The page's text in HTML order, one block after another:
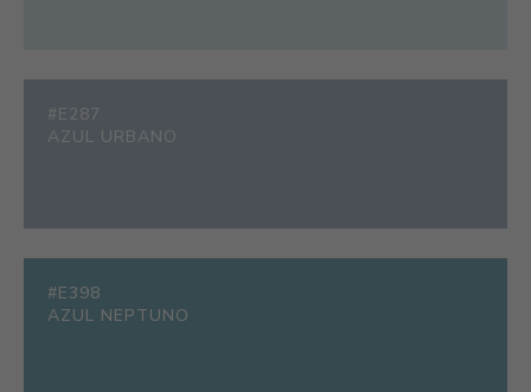
#E287
AZUL URBANO
#E398
AZUL NEPTUNO